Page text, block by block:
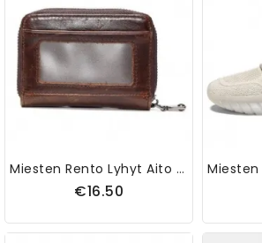
Miesten Rento Lyhyt Aito Nahkalompakko Lehmännahkainen Retrokorttipidike
€16.50